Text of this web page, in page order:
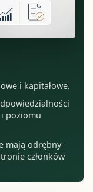
i kapitałowe.
poziomu
mają odrębny
członków